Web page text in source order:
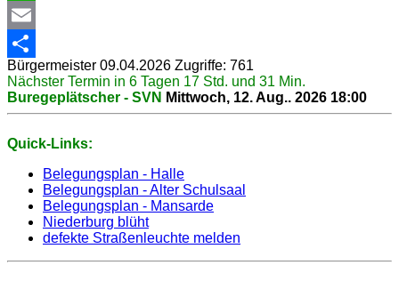
WhatsApp
Email
Share
Bürgermeister 09.04.2026 Zugriffe: 761
Nächster Termin in 6 Tagen 17 Std. und 31 Min.
Buregeplätscher - SVN Mittwoch, 12. Aug.. 2026 18:00
Quick-Links:
Belegungsplan - Halle
Belegungsplan - Alter Schulsaal
Belegungsplan - Mansarde
Niederburg blüht
defekte Straßenleuchte melden